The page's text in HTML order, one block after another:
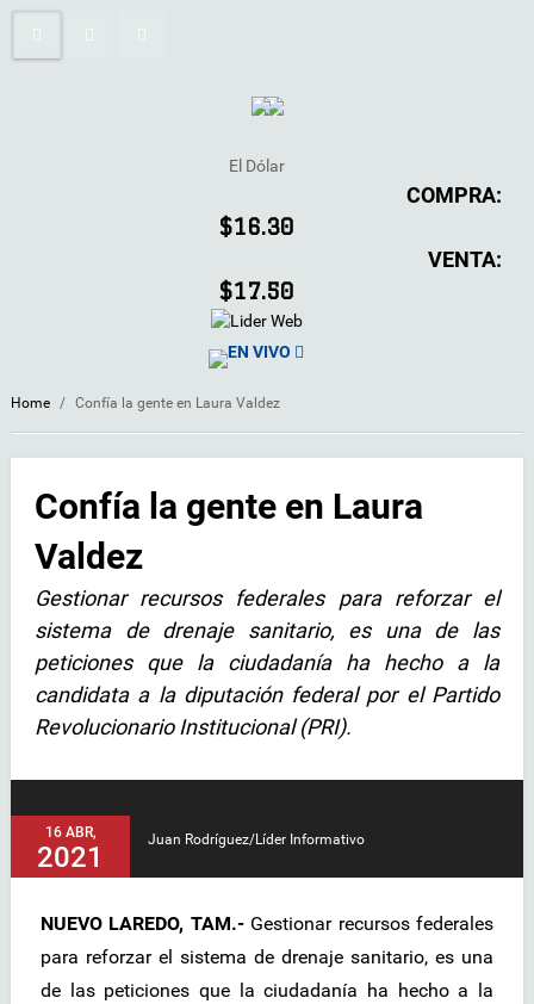
El Dólar
COMPRA:
$16.30
VENTA:
$17.50
EN VIVO
Home / Confía la gente en Laura Valdez
Confía la gente en Laura
Valdez
Gestionar recursos federales para reforzar el
sistema de drenaje sanitario, es una de las
peticiones que la ciudadanía ha hecho a la
candidata a la diputación federal por el Partido
Revolucionario Institucional (PRI).
16 ABR,
2021
Juan Rodríguez/Líder Informativo
NUEVO LAREDO, TAM.-Gestionar recursos federales
para reforzar el sistema de drenaje sanitario, es una
de las peticiones que la ciudadanía ha hecho a la